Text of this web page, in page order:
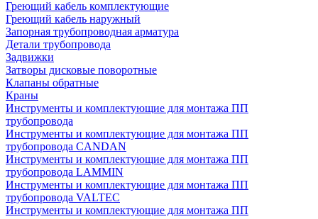
Греющий кабель комплектующие
Греющий кабель наружный
Запорная трубопроводная арматура
Детали трубопровода
Задвижки
Затворы дисковые поворотные
Клапаны обратные
Краны
Инструменты и комплектующие для монтажа ПП
трубопровода
Инструменты и комплектующие для монтажа ПП
трубопровода CANDAN
Инструменты и комплектующие для монтажа ПП
трубопровода LAMMIN
Инструменты и комплектующие для монтажа ПП
трубопровода VALTEC
Инструменты и комплектующие для монтажа ПП